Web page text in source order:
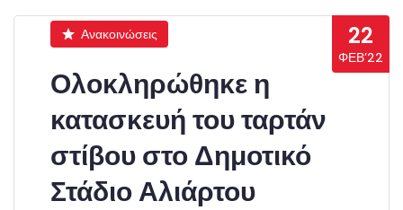
22
ΦΕΒ’22
Ανακοινώσεις
Ολοκληρώθηκε η
κατασκευή του ταρτάν
στίβου στο Δημοτικό
Στάδιο Αλιάρτου